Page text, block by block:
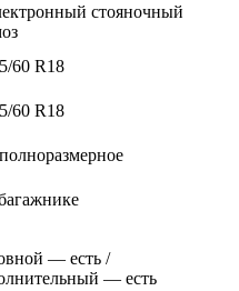
стояночный
60 R18
60 R18
— есть /
— есть